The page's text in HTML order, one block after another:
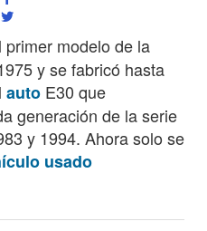
primer modelo de la
y se fabricó hasta
auto E30 que
generación de la serie
y 1994. Ahora solo se
usado